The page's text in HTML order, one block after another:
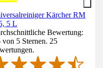
Kärcher RM
5 L
Bewertung:
von 5 Sternen. 25